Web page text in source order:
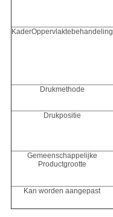
KaderOppervlaktebehandeling
Drukmethode
Drukpositie
Gemeenschappelijke
Productgrootte
Kan worden aangepast